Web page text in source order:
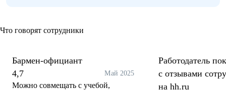
Что говорят сотрудники
Бармен-официант
4,7
Май 2025
Можно совмещать с учебой,
Работодатель
с отзывами
на hh.ru